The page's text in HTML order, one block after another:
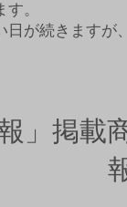
す。
日が続きますが
」掲載